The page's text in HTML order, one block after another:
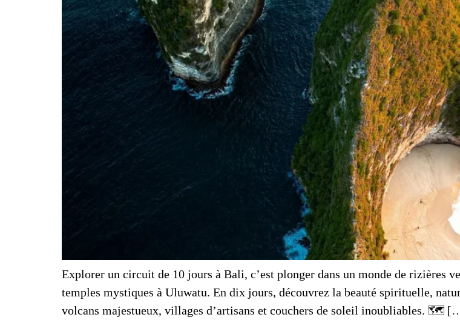
Explorer un circuit de 10 jours à Bali, c’est plonger dans un monde de rizières
temples mystiques à Uluwatu. En dix jours, découvrez la beauté spirituelle,
volcans majestueux, villages d’artisans et couchers de soleil inoubliables. 🗺️